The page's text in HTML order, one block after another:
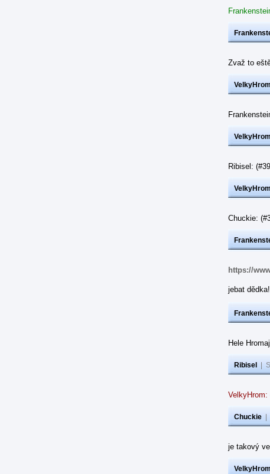
Zvaž to
VelkyHrom
VelkyHrom
Ribisel:
VelkyHrom
Chuckie:
https://
jebat
Hele
Ribisel
Chuckie
je takový
VelkyHrom